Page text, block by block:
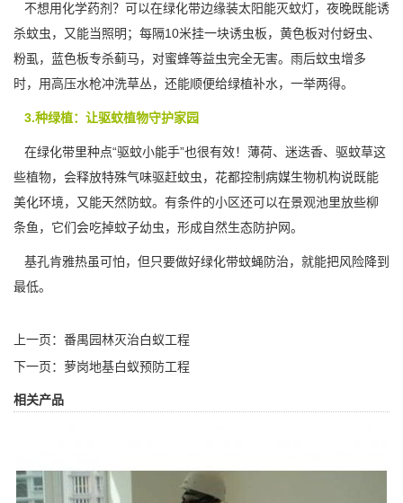
不想用化学药剂？可以在绿化带边缘装太阳能灭蚊灯，夜晚既能诱
杀蚊虫，又能当照明；每隔10米挂一块诱虫板，黄色板对付蚜虫、
粉虱，蓝色板专杀蓟马，对蜜蜂等益虫完全无害。雨后蚊虫增多
时，用高压水枪冲洗草丛，还能顺便给绿植补水，一举两得。
3.种绿植：让驱蚊植物守护家园
在绿化带里种点“驱蚊小能手”也很有效！薄荷、迷迭香、驱蚊草这
些植物，会释放特殊气味驱赶蚊虫 ，花都控制病媒生物机构说既能
美化环境，又能天然防蚊。有条件的小区还可以在景观池里放些柳
条鱼，它们会吃掉蚊子幼虫，形成自然生态防护网。
基孔肯雅热虽可怕，但只要做好绿化带蚊蝇防治，就能把风险降到
最低。
上一页： 番禺园林灭治白蚁工程
下一页： 萝岗地基白蚁预防工程
相关产品